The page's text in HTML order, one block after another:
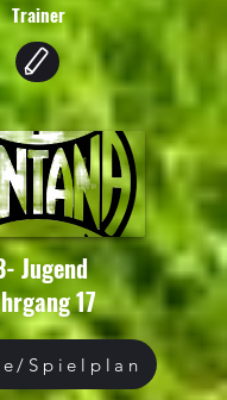
Trainer
Jugend
17
Spielplan